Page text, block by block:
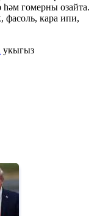
гомерны озайта.
фасоль, кара ипи,
укыгыз